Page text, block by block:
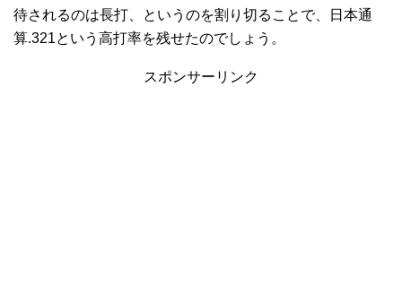
待されるのは長打、というのを割り切ることで、日本通
算.321という高打率を残せたのでしょう。
スポンサーリンク